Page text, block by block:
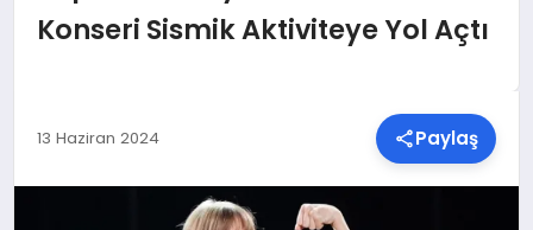
MAGAZIN
SIYASET
Konseri Sismik Aktiviteye Yol Açtı
13 Haziran 2024 Paylaş